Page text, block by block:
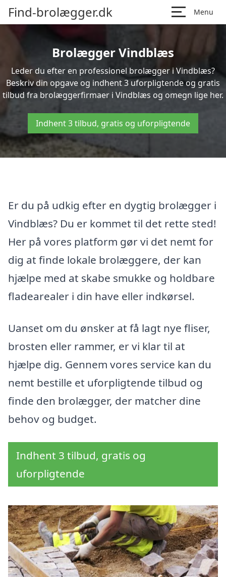
Find-brolægger.dk Menu
Brolægger Vindblæs
Leder du efter en professionel brolægger i Vindblæs?
Beskriv din opgave og indhent 3 uforpligtende og gratis
tilbud fra brolæggerfirmaer i Vindblæs og omegn lige her.
Indhent 3 tilbud, gratis og uforpligtende
Er du på udkig efter en dygtig brolægger i
Vindblæs? Du er kommet til det rette sted!
Her på vores platform gør vi det nemt for
dig at finde lokale brolæggere, der kan
hjælpe med at skabe smukke og holdbare
fladearealer i din have eller indkørsel.
Uanset om du ønsker at få lagt nye fliser,
brosten eller rammer, er vi klar til at
hjælpe dig. Gennem vores service kan du
nemt bestille et uforpligtende tilbud og
finde den brolægger, der matcher dine
behov og budget.
Indhent 3 tilbud, gratis og
uforpligtende